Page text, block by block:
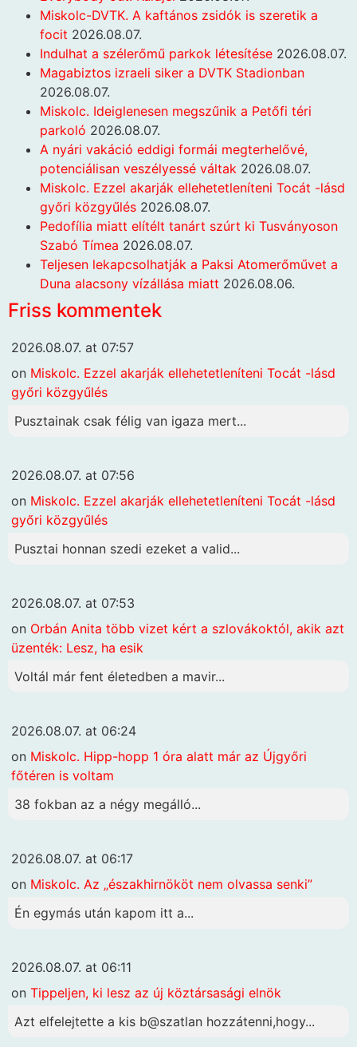
Miskolc-DVTK. A kaftános zsidók is szeretik a
focit 2026.08.07.
Indulhat a szélerőmű parkok létesítése 2026.08.07.
Magabiztos izraeli siker a DVTK Stadionban
2026.08.07.
Miskolc. Ideiglenesen megszűnik a Petőfi téri
parkoló 2026.08.07.
A nyári vakáció eddigi formái megterhelővé,
potenciálisan veszélyessé váltak 2026.08.07.
Miskolc. Ezzel akarják ellehetetleníteni Tocát -lásd
győri közgyűlés 2026.08.07.
Pedofília miatt elítélt tanárt szúrt ki Tusványoson
Szabó Tímea 2026.08.07.
Teljesen lekapcsolhatják a Paksi Atomerőművet a
Duna alacsony vízállása miatt 2026.08.06.
Friss kommentek
2026.08.07. at 07:57
on Miskolc. Ezzel akarják ellehetetleníteni Tocát -lásd
győri közgyűlés
Pusztainak csak félig van igaza mert...
2026.08.07. at 07:56
on Miskolc. Ezzel akarják ellehetetleníteni Tocát -lásd
győri közgyűlés
Pusztai honnan szedi ezeket a valid...
2026.08.07. at 07:53
on Orbán Anita több vizet kért a szlovákoktól, akik azt
üzenték: Lesz, ha esik
Voltál már fent életedben a mavir...
2026.08.07. at 06:24
on Miskolc. Hipp-hopp 1 óra alatt már az Újgyőri
főtéren is voltam
38 fokban az a négy megálló...
2026.08.07. at 06:17
on Miskolc. Az „északhirnököt nem olvassa senki”
Én egymás után kapom itt a...
2026.08.07. at 06:11
on Tippeljen, ki lesz az új köztársasági elnök
Azt elfelejtette a kis b@szatlan hozzátenni,hogy...